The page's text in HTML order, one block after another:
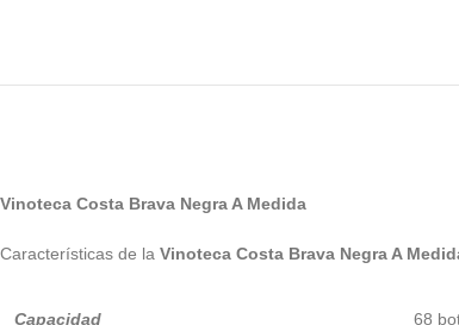
Vinoteca Costa Brava Negra A Medida
Características de la Vinoteca Costa Brava Negra A
Capacidad 68